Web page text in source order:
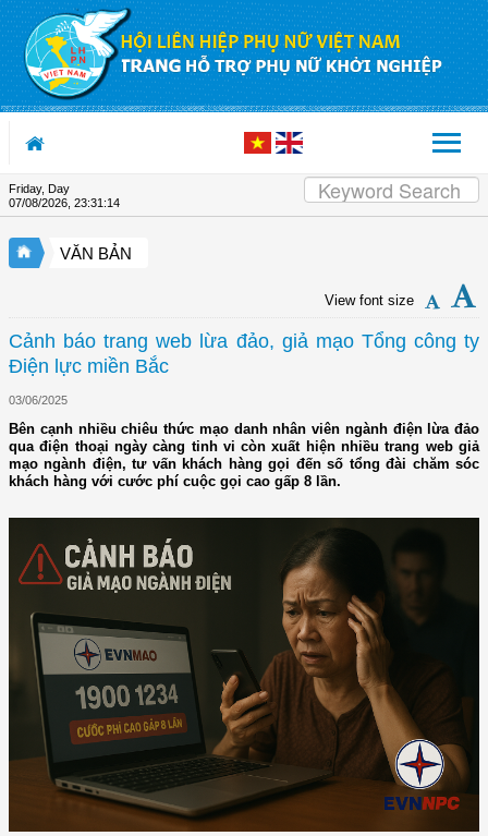
Skip to Content
Friday, Day
07/08/2026 23:31:14
VĂN BẢN
View font size
Cảnh báo trang web lừa đảo, giả mạo Tổng công ty
Điện lực miền Bắc
03/06/2025
Bên cạnh nhiều chiêu thức mạo danh nhân viên ngành điện lừa đảo
qua điện thoại ngày càng tinh vi còn xuất hiện nhiều trang web giả
mạo ngành điện, tư vấn khách hàng gọi đến số tổng đài chăm sóc
khách hàng với cước phí cuộc gọi cao gấp 8 lần.